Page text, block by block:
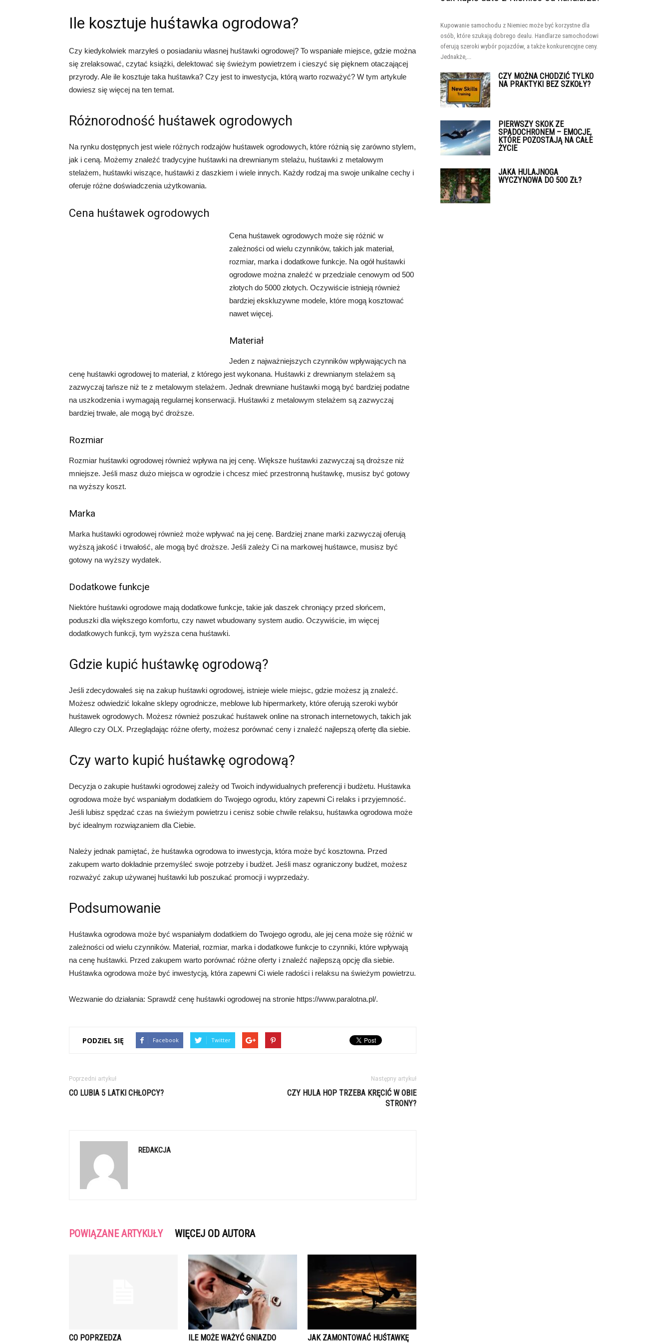
Ile kosztuje huśtawka ogrodowa?
Czy kiedykolwiek marzyłeś o posiadaniu własnej huśtawki ogrodowej? To wspaniałe miejsce, gdzie można
się zrelaksować, czytać książki, delektować się świeżym powietrzem i cieszyć się pięknem otaczającej
przyrody. Ale ile kosztuje taka huśtawka? Czy jest to inwestycja, którą warto rozważyć? W tym artykule
dowiesz się więcej na ten temat.
Różnorodność huśtawek ogrodowych
Na rynku dostępnych jest wiele różnych rodzajów huśtawek ogrodowych, które różnią się zarówno stylem,
jak i ceną. Możemy znaleźć tradycyjne huśtawki na drewnianym stelażu, huśtawki z metalowym
stelażem, huśtawki wiszące, huśtawki z daszkiem i wiele innych. Każdy rodzaj ma swoje unikalne cechy i
oferuje różne doświadczenia użytkowania.
Cena huśtawek ogrodowych
Cena huśtawek ogrodowych może się różnić w
zależności od wielu czynników, takich jak materiał,
rozmiar, marka i dodatkowe funkcje. Na ogół huśtawki
ogrodowe można znaleźć w przedziale cenowym od 500
złotych do 5000 złotych. Oczywiście istnieją również
bardziej ekskluzywne modele, które mogą kosztować
nawet więcej.
Materiał
Jeden z najważniejszych czynników wpływających na
cenę huśtawki ogrodowej to materiał, z którego jest wykonana. Huśtawki z drewnianym stelażem są
zazwyczaj tańsze niż te z metalowym stelażem. Jednak drewniane huśtawki mogą być bardziej podatne
na uszkodzenia i wymagają regularnej konserwacji. Huśtawki z metalowym stelażem są zazwyczaj
bardziej trwałe, ale mogą być droższe.
Rozmiar
Rozmiar huśtawki ogrodowej również wpływa na jej cenę. Większe huśtawki zazwyczaj są droższe niż
mniejsze. Jeśli masz dużo miejsca w ogrodzie i chcesz mieć przestronną huśtawkę, musisz być gotowy
na wyższy koszt.
Marka
Marka huśtawki ogrodowej również może wpływać na jej cenę. Bardziej znane marki zazwyczaj oferują
wyższą jakość i trwałość, ale mogą być droższe. Jeśli zależy Ci na markowej huśtawce, musisz być
gotowy na wyższy wydatek.
Dodatkowe funkcje
Niektóre huśtawki ogrodowe mają dodatkowe funkcje, takie jak daszek chroniący przed słońcem,
poduszki dla większego komfortu, czy nawet wbudowany system audio. Oczywiście, im więcej
dodatkowych funkcji, tym wyższa cena huśtawki.
Gdzie kupić huśtawkę ogrodową?
Jeśli zdecydowałeś się na zakup huśtawki ogrodowej, istnieje wiele miejsc, gdzie możesz ją znaleźć.
Możesz odwiedzić lokalne sklepy ogrodnicze, meblowe lub hipermarkety, które oferują szeroki wybór
huśtawek ogrodowych. Możesz również poszukać huśtawek online na stronach internetowych, takich jak
Allegro czy OLX. Przeglądając różne oferty, możesz porównać ceny i znaleźć najlepszą ofertę dla siebie.
Czy warto kupić huśtawkę ogrodową?
Decyzja o zakupie huśtawki ogrodowej zależy od Twoich indywidualnych preferencji i budżetu. Huśtawka
ogrodowa może być wspaniałym dodatkiem do Twojego ogrodu, który zapewni Ci relaks i przyjemność.
Jeśli lubisz spędzać czas na świeżym powietrzu i cenisz sobie chwile relaksu, huśtawka ogrodowa może
być idealnym rozwiązaniem dla Ciebie.
Należy jednak pamiętać, że huśtawka ogrodowa to inwestycja, która może być kosztowna. Przed
zakupem warto dokładnie przemyśleć swoje potrzeby i budżet. Jeśli masz ograniczony budżet, możesz
rozważyć zakup używanej huśtawki lub poszukać promocji i wyprzedaży.
Podsumowanie
Huśtawka ogrodowa może być wspaniałym dodatkiem do Twojego ogrodu, ale jej cena może się różnić w
zależności od wielu czynników. Materiał, rozmiar, marka i dodatkowe funkcje to czynniki, które wpływają
na cenę huśtawki. Przed zakupem warto porównać różne oferty i znaleźć najlepszą opcję dla siebie.
Huśtawka ogrodowa może być inwestycją, która zapewni Ci wiele radości i relaksu na świeżym powietrzu.
Wezwanie do działania: Sprawdź cenę huśtawki ogrodowej na stronie https://www.paralotna.pl/.
PODZIEL SIĘ Facebook Twitter
Poprzedni artykuł
CO LUBIA 5 LATKI CHŁOPCY?
Następny artykuł
CZY HULA HOP TRZEBA KRĘCIĆ W OBIE
STRONY?
REDAKCJA
POWIĄZANE ARTYKUŁY WIĘCEJ OD AUTORA
CO POPRZEDZA ILE MOŻE WAŻYĆ GNIAZDO JAK ZAMONTOWAĆ HUŚTAWKĘ
Kupowanie samochodu z Niemiec może być korzystne dla
osób, które szukają dobrego dealu. Handlarze samochodowi
oferują szeroki wybór pojazdów, a także konkurencyjne ceny.
Jednakże,...
CZY MOŻNA CHODZIĆ TYLKO
NA PRAKTYKI BEZ SZKOŁY?
PIERWSZY SKOK ZE
SPADOCHRONEM – EMOCJE,
KTÓRE POZOSTAJĄ NA CAŁE
ŻYCIE
JAKA HULAJNOGA
WYCZYNOWA DO 500 ZŁ?